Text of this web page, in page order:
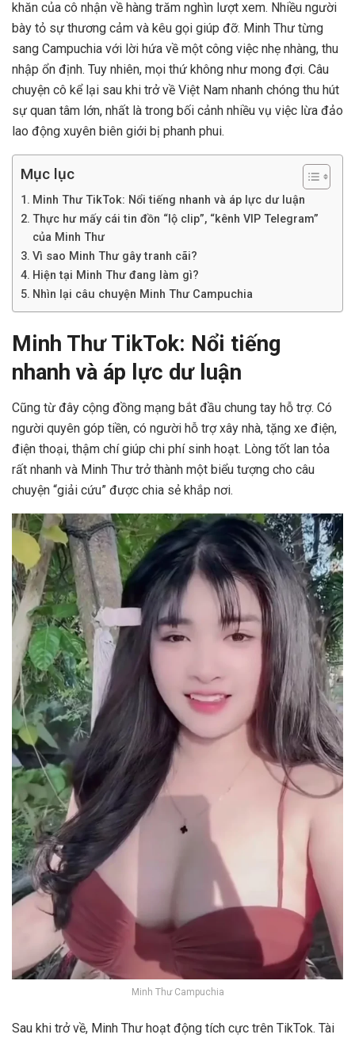
khăn của cô nhận về hàng trăm nghìn lượt xem. Nhiều người
bày tỏ sự thương cảm và kêu gọi giúp đỡ. Minh Thư từng
sang Campuchia với lời hứa về một công việc nhẹ nhàng, thu
nhập ổn định. Tuy nhiên, mọi thứ không như mong đợi. Câu
chuyện cô kể lại sau khi trở về Việt Nam nhanh chóng thu hút
sự quan tâm lớn, nhất là trong bối cảnh nhiều vụ việc lừa đảo
lao động xuyên biên giới bị phanh phui.
Mục lục
Minh Thư TikTok: Nổi tiếng nhanh và áp lực dư luận
Thực hư mấy cái tin đồn “lộ clip”, “kênh VIP Telegram”
của Minh Thư
Vì sao Minh Thư gây tranh cãi?
Hiện tại Minh Thư đang làm gì?
Nhìn lại câu chuyện Minh Thư Campuchia
Minh Thư TikTok: Nổi tiếng
nhanh và áp lực dư luận
Cũng từ đây cộng đồng mạng bắt đầu chung tay hỗ trợ. Có
người quyên góp tiền, có người hỗ trợ xây nhà, tặng xe điện,
điện thoại, thậm chí giúp chi phí sinh hoạt. Lòng tốt lan tỏa
rất nhanh và Minh Thư trở thành một biểu tượng cho câu
chuyện “giải cứu” được chia sẻ khắp nơi.
Minh Thư Campuchia
Sau khi trở về, Minh Thư hoạt động tích cực trên TikTok. Tài